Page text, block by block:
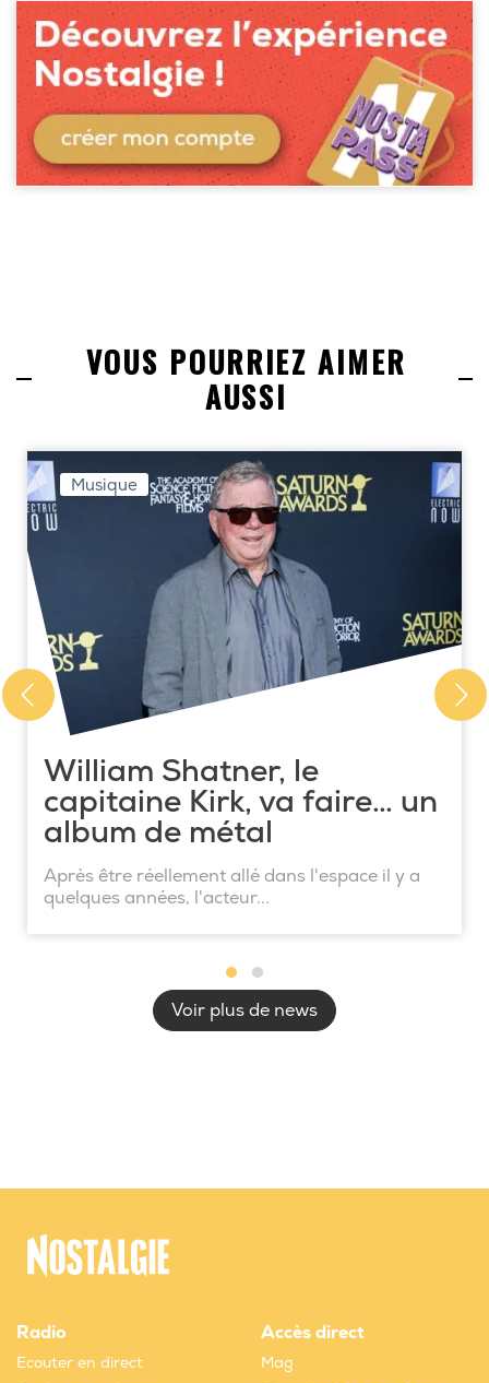
VOUS POURRIEZ AIMER
AUSSI
Musique
William Shatner, le
capitaine Kirk, va faire… un
album de métal
Après être réellement allé dans l'espace il y a
quelques années, l'acteur...
Voir plus de news
Radio
Ecouter en direct
Accès direct
Mag